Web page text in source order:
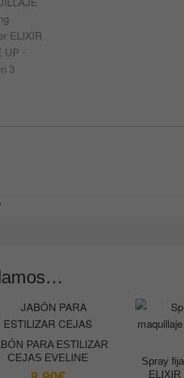
PARA ESTILIZAR
CEJAS EVELINE
Spray